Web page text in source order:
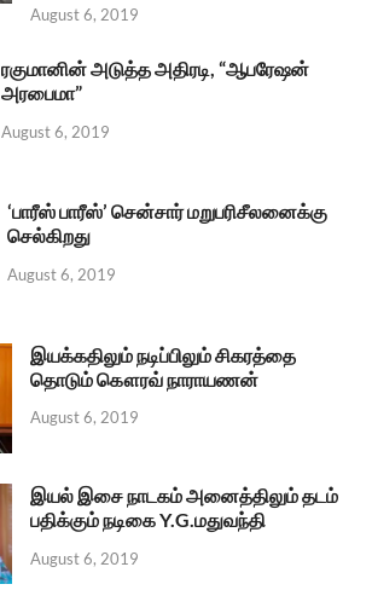
August 6, 2019
ரகுமானின் அடுத்த அதிரடி, “ஆபரேஷன்
அரபைமா”
August 6, 2019
‘பாரீஸ் பாரீஸ்’ சென்சார் மறுபரிசீலனைக்கு
செல்கிறது
August 6, 2019
இயக்கதிலும் நடிப்பிலும் சிகரத்தை
தொடும் கௌரவ் நாராயணன்
August 6, 2019
இயல் இசை நாடகம் அனைத்திலும் தடம்
பதிக்கும் நடிகை Y.G.மதுவந்தி
August 6, 2019